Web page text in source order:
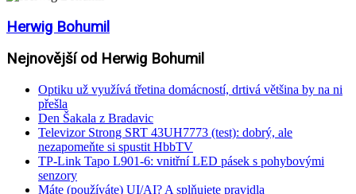
Herwig Bohumil
Nejnovější od Herwig Bohumil
Optiku už využívá třetina domácností, drtivá většina by na ni
přešla
Den Šakala z Bradavic
Televizor Strong SRT 43UH7773 (test): dobrý, ale
nezapomeňte si spustit HbbTV
TP-Link Tapo L901-6: vnitřní LED pásek s pohybovými
senzory
Máte (používáte) UI/AI? A splňujete pravidla